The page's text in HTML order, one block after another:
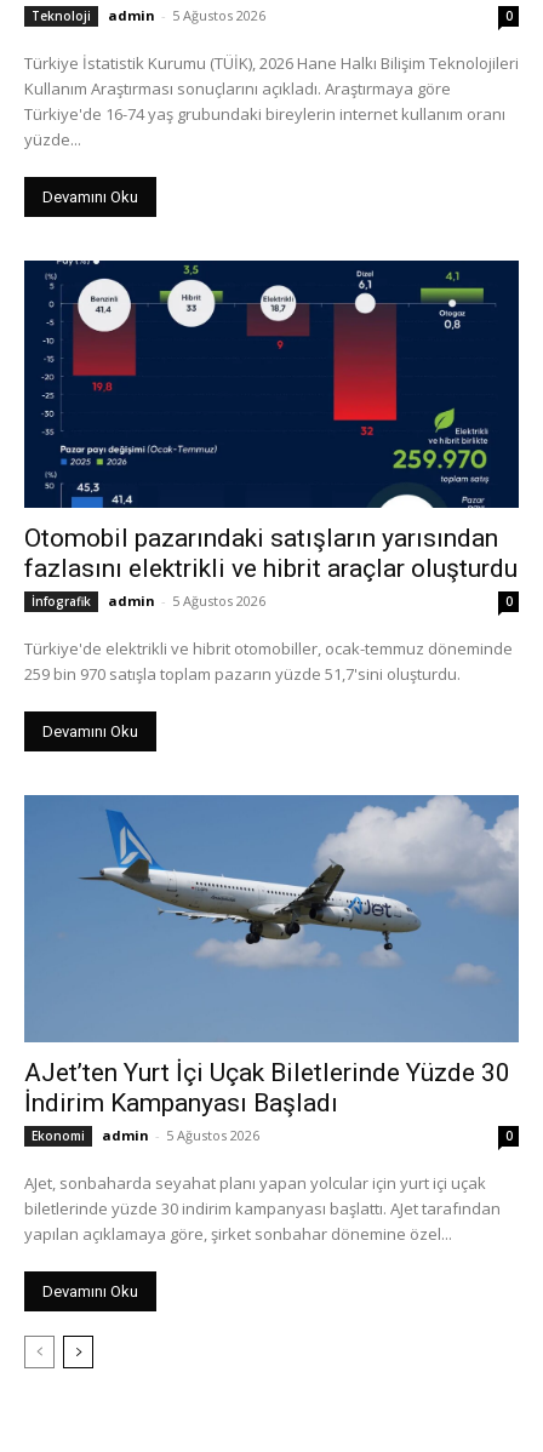
Teknoloji admin - 5 Ağustos 2026 0
Türkiye İstatistik Kurumu (TÜİK), 2026 Hane Halkı Bilişim Teknolojileri
Kullanım Araştırması sonuçlarını açıkladı. Araştırmaya göre
Türkiye'de 16-74 yaş grubundaki bireylerin internet kullanım oranı
yüzde...
Devamını Oku
Otomobil pazarındaki satışların yarısından
fazlasını elektrikli ve hibrit araçlar oluşturdu
İnfografik admin - 5 Ağustos 2026 0
Türkiye'de elektrikli ve hibrit otomobiller, ocak-temmuz döneminde
259 bin 970 satışla toplam pazarın yüzde 51,7'sini oluşturdu.
Devamını Oku
AJet’ten Yurt İçi Uçak Biletlerinde Yüzde 30
İndirim Kampanyası Başladı
Ekonomi admin - 5 Ağustos 2026 0
AJet, sonbaharda seyahat planı yapan yolcular için yurt içi uçak
biletlerinde yüzde 30 indirim kampanyası başlattı. AJet tarafından
yapılan açıklamaya göre, şirket sonbahar dönemine özel...
Devamını Oku